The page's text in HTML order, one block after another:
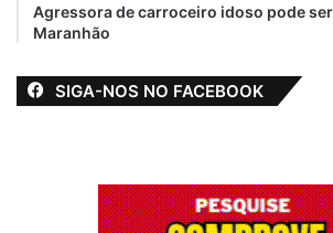
Agressora de carroceiro idoso pode
Maranhão
SIGA-NOS NO FACEBOOK